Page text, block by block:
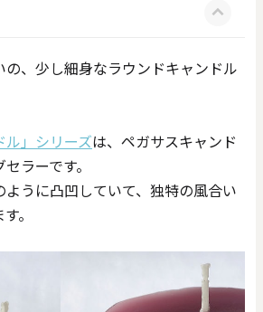
、少し細身なラウンドキャンドル
ル」シリーズは、ペガサスキャンド
ラーです。
うに凸凹していて、独特の風合い
。